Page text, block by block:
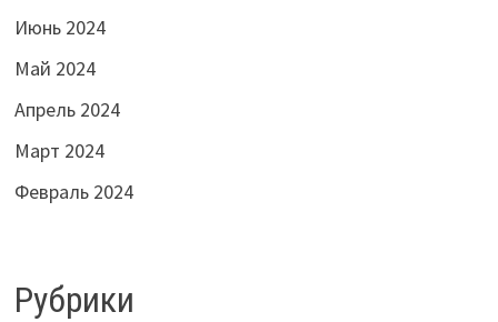
Июнь 2024
Май 2024
Апрель 2024
Март 2024
Февраль 2024
Рубрики